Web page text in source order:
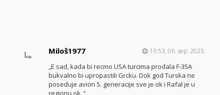
Miloš1977 19:53, 06. sep. 2023.
„E sad, kada bi recmo USA turcima prodala F-35A
bukvalno bi upropastili Grcku. Dok god Turska ne
poseduje avion 5. generacije sve je ok i Rafal je u
regionu ok. “